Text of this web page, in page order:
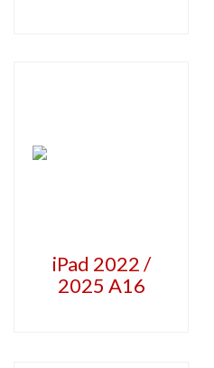
iPad 2022 /
2025 A16